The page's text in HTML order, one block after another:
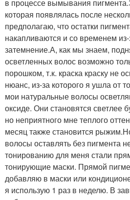
в процессе вымывания
которая появлялась после
предполагаю, что остатки
накапливаются и со временем из-
затемнение.А, как мы знаем,
осветленных волос возможно
порошком, т.к. краска краску не
нюанс, из-за которого я ушла от
мои натуральные волосы
оксиде. Они становятся светлее
но неприятного мне теплого
месяц также становится
волосы оставлять без пигмента
тонированию для меня стали
тонирующие маски. Прямой
добавляю в маски или
я использую 1 раз в неделю. В